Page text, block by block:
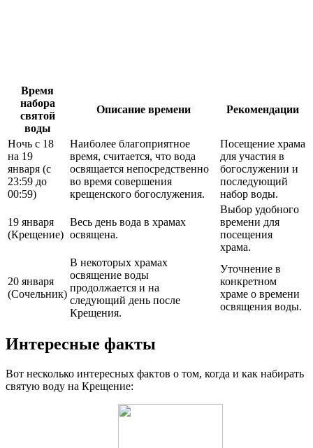
Время
набора
святой
воды
Описание времени Рекомендации
Ночь с 18
на 19
января (с
23:59 до
00:59)
Наиболее благоприятное
время, считается, что вода
освящается непосредственно
во время совершения
крещенского богослужения.
Посещение храма
для участия в
богослужении и
последующий
набор воды.
19 января
(Крещение)
Весь день вода в храмах
освящена.
Выбор удобного
времени для
посещения
храма.
20 января
(Сочельник)
В некоторых храмах
освящение воды
продолжается и на
следующий день после
Крещения.
Уточнение в
конкретном
храме о времени
освящения воды.
Интересные факты
Вот несколько интересных фактов о том, когда и как набирать
святую воду на Крещение: